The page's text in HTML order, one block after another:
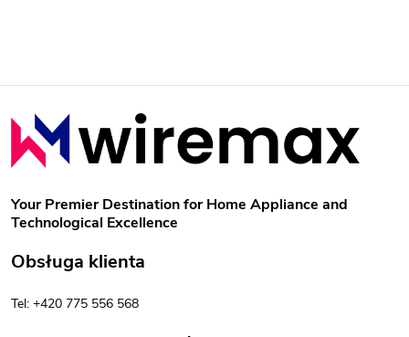
i
l
i
s
t
y
S
o
p
k
Your Premier Destination for Home Appliance and
Technological Excellence
Obsługa klienta
Tel: +420 775 556 568